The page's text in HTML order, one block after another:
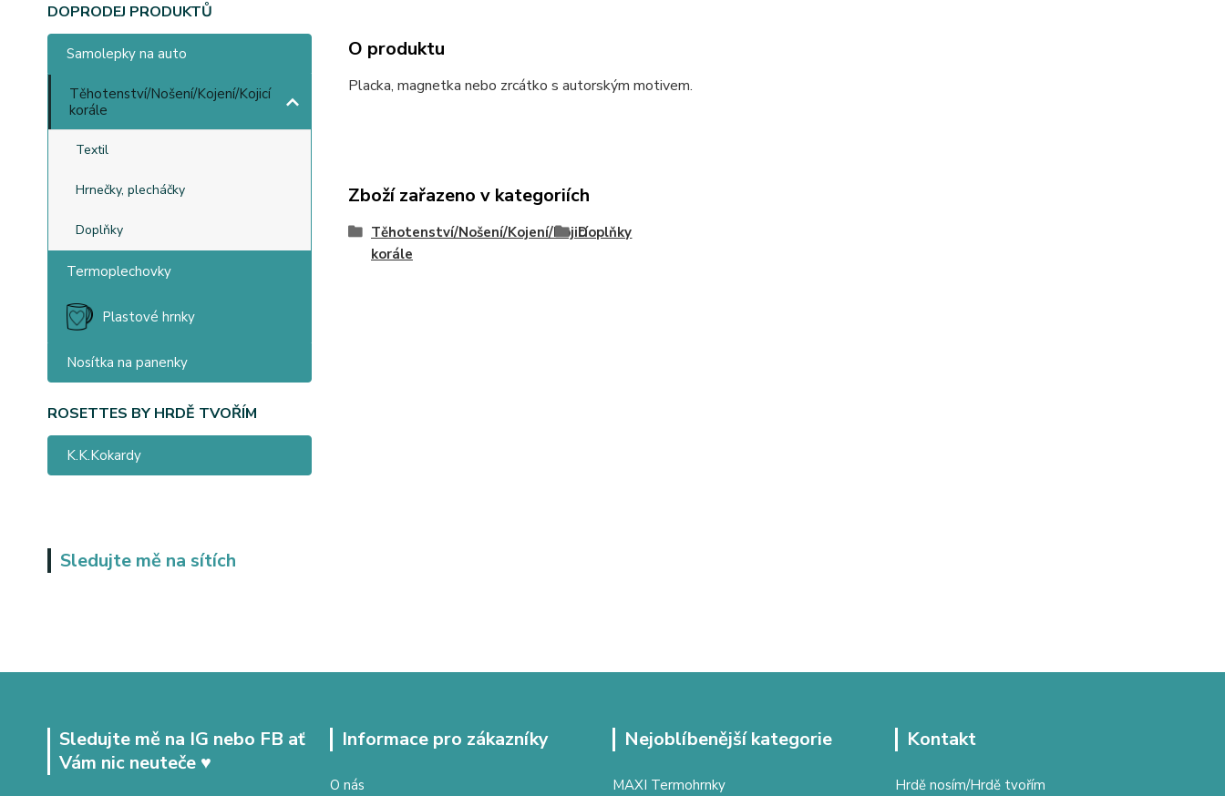
DOPRODEJ PRODUKTŮ
Samolepky na auto
Těhotenství/Nošení/Kojení/Kojicí
korále
Textil
Hrnečky, plecháčky
Doplňky
Termoplechovky
Plastové hrnky
Nosítka na panenky
ROSETTES BY HRDĚ TVOŘÍM
K.K.Kokardy
Sledujte mě na sítích
O produktu
Placka, magnetka nebo zrcátko s autorským motivem.
Zboží zařazeno v kategoriích
Těhotenství/Nošení/Kojení/Kojicí
korále
Doplňky
Sledujte mě na IG nebo FB ať
Vám nic neuteče ♥
Informace pro zákazníky
O nás
Nejoblíbenější kategorie
MAXI Termohrnky
Kontakt
Hrdě nosím/Hrdě tvořím